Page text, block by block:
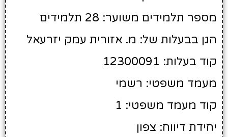
מספר תלמידים משוער: 28 תלמידים
הגן בבעלות של: מ. אזורית עמק יזרעאל
קוד בעלות: 12300091
מעמד משפטי: רשמי
קוד מעמד משפטי: 1
יחידת דיווח: צפון